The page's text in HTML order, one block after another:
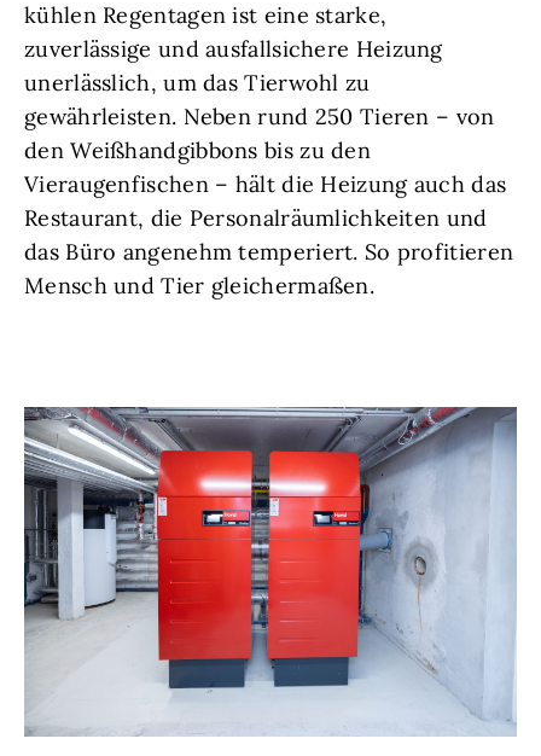
kühlen Regentagen ist eine starke,
zuverlässige und ausfallsichere Heizung
unerlässlich, um das Tierwohl zu
gewährleisten. Neben rund 250 Tieren – von
den Weißhandgibbons bis zu den
Vieraugenfischen – hält die Heizung auch das
Restaurant, die Personalräumlichkeiten und
das Büro angenehm temperiert. So profitieren
Mensch und Tier gleichermaßen.